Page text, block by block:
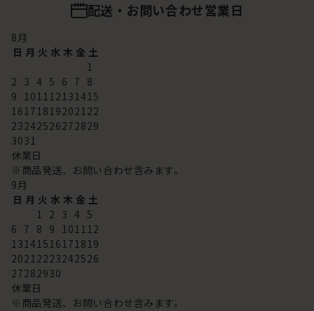
配送・お問い合わせ営業日
8月
日 月 火 水 木 金 土
1
2 3 4 5 6 7 8
9 101112131415
16171819202122
23242526272829
3031
休業日
※商品発送、お問い合わせ含みます。
9月
日 月 火 水 木 金 土
1 2 3 4 5
6 7 8 9 101112
13141516171819
20212223242526
27282930
休業日
※商品発送、お問い合わせ含みます。